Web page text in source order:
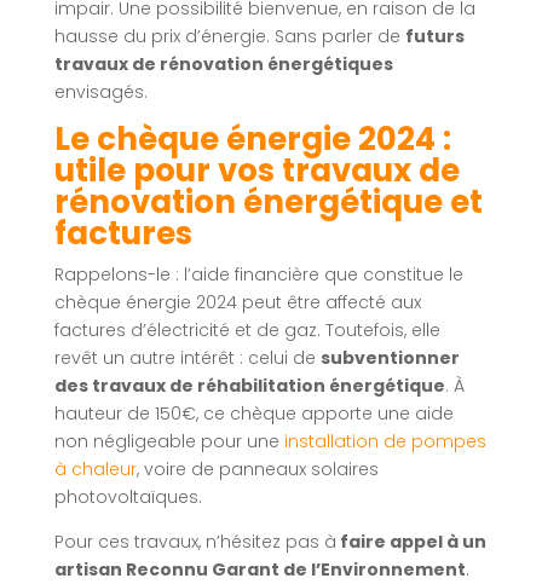
impair. Une possibilité bienvenue, en raison de la
hausse du prix d’énergie. Sans parler de futurs
travaux de rénovation énergétiques
envisagés.
Le chèque énergie 2024 :
utile pour vos travaux de
rénovation énergétique et
factures
Rappelons-le : l’aide financière que constitue le
chèque énergie 2024 peut être affecté aux
factures d’électricité et de gaz. Toutefois, elle
revêt un autre intérêt : celui de subventionner
des travaux de réhabilitation énergétique. À
hauteur de 150€, ce chèque apporte une aide
non négligeable pour une installation de pompes
à chaleur, voire de panneaux solaires
photovoltaïques.
Pour ces travaux, n’hésitez pas à faire appel à un
artisan Reconnu Garant de l’Environnement.